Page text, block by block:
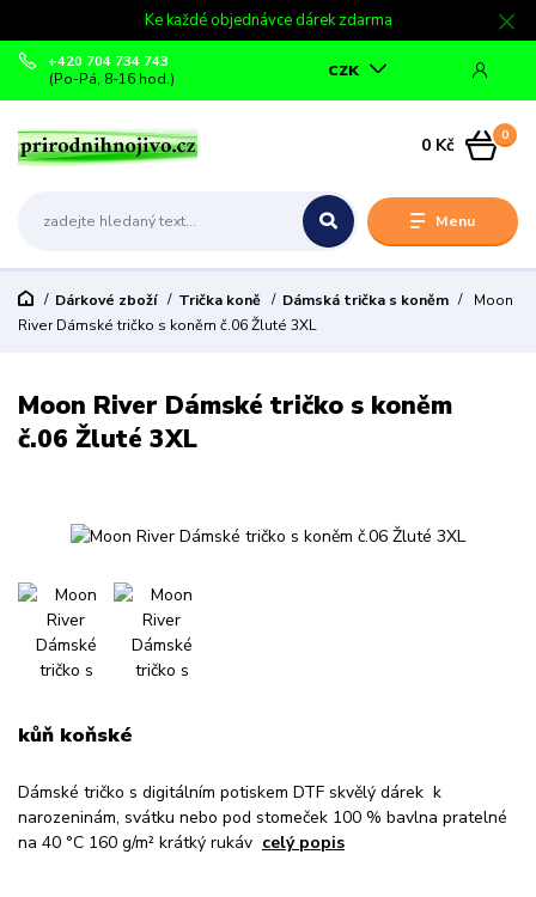
Ke každé objednávce dárek zdarma
Menu
CZK
+420 704 734 743
(Po-Pá, 8-16 hod.)
0
0 Kč
Dárkové zboží Trička koně Dámská trička s koněm
Moon
River Dámské tričko s koněm č.06 Žluté 3XL
Moon River Dámské tričko s koněm
č.06 Žluté 3XL
kůň koňské
Dámské tričko s digitálním potiskem DTF skvělý dárek k
narozeninám, svátku nebo pod stomeček 100 % bavlna pratelné
na 40 °C 160 g/m² krátký rukáv celý popis